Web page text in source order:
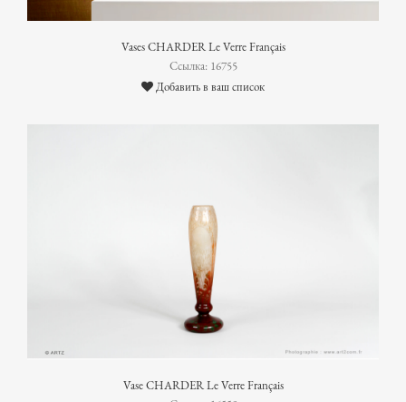
Vases CHARDER Le Verre Français
Ссылка: 16755
Добавить в ваш список
Vase CHARDER Le Verre Français